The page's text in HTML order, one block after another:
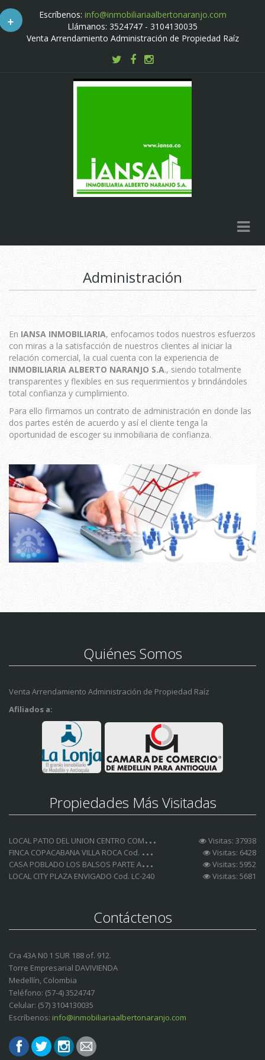
Escríbenos: info@inmobiliariaalbertonaranjo.com
Llámanos: 3524747 - 3104130035
Venta Arrendamiento Administración de Propiedad Raíz
Administración
En IANSA INMOBILIARIA, enfocamos todos nuestros esfuerzos
con miras a la satisfacción de nuestros clientes al iniciar la
relación comercial, la cual cuenta con la experiencia de
INMOBILIARIA ALBERTO NARANJO S.A., siendo totalmente
transparentes y flexibles en sus requerimientos y brindándoles
total confianza y cumplimiento.
Para ello firmamos un contrato de administración en donde las
dos partes estén de acuerdo y así el cliente tenga la
oportunidad de escoger su inmobiliaria de confianza.
Quiénes Somos
Venta Arrendamiento Administración de Propiedad Raíz
Afiliados a:
Propiedades Más Visitadas
L
OCAL PATIO DEL UNION CENTRO COMERCIAL Cod. LCA-185 Visitas: 37938
F
INCA COPACABANA VILLA ROCA Cod. FC-153 Visitas: 6428
C
ASA POBLADO LOS BALSOS PARTE ALTA Cod. CA-232
Visitas: 5952
LOCAL CITY PLAZA ENVIGADO Cod. LC-240
Visitas: 5681
Contáctenos
Cra 43A N0 1 SUR 188 of. 912.
Torre Empresarial DAVIVIENDA
Medellín, Colombia
Teléfono: (57-4) 3524747
Celular: (57) 3104130035
Escríbenos: info@inmobiliariaalbertonaranjo.com
+